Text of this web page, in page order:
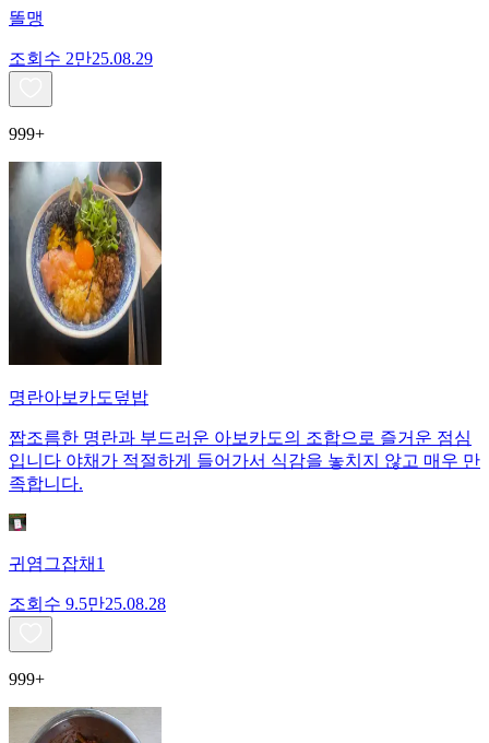
똘맹
조회수 2만25.08.29
999+
명란아보카도덮밥
짭조름한 명란과 부드러운 아보카도의 조합으로 즐거운 점심
입니다 야채가 적절하게 들어가서 식감을 놓치지 않고 매우 만
족합니다.
귀염그잡채1
조회수 9.5만25.08.28
999+